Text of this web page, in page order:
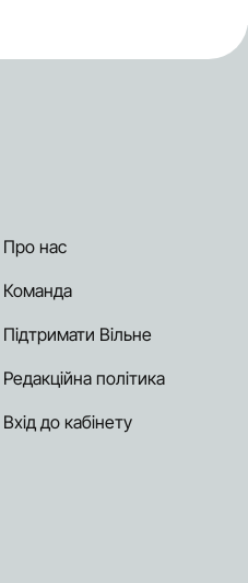
Про нас
Команда
Підтримати Вільне
Редакційна політика
Вхід до кабінету